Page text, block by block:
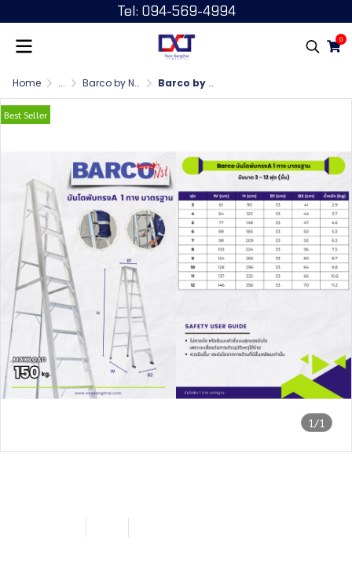
Tel: 094-569-4994
0
Home ... Barco by NST บันไดพับ หนา 1.8 มม. 1 ทาง Barco by NST บันไดพับ 1 ทาง 10 ฟุต
1/1
Best Seller